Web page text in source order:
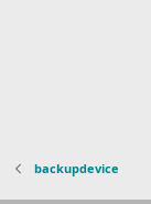
backupdevice